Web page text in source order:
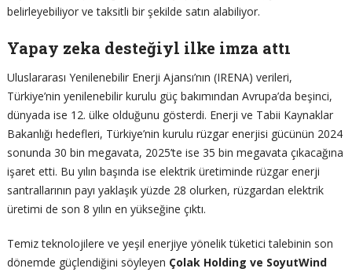
belirleyebiliyor ve taksitli bir şekilde satın alabiliyor.
Yapay zeka desteğiyl ilke imza attı
Uluslararası Yenilenebilir Enerji Ajansı’nın (IRENA) verileri,
Türkiye’nin yenilenebilir kurulu güç bakımından Avrupa’da beşinci,
dünyada ise 12. ülke olduğunu gösterdi. Enerji ve Tabii Kaynaklar
Bakanlığı hedefleri, Türkiye’nin kurulu rüzgar enerjisi gücünün 2024
sonunda 30 bin megavata, 2025’te ise 35 bin megavata çıkacağına
işaret etti. Bu yılın başında ise elektrik üretiminde rüzgar enerji
santrallarının payı yaklaşık yüzde 28 olurken, rüzgardan elektrik
üretimi de son 8 yılın en yükseğine çıktı.
Temiz teknolojilere ve yeşil enerjiye yönelik tüketici talebinin son
dönemde güçlendiğini söyleyen Çolak Holding ve SoyutWind